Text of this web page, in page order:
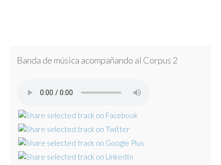
Banda de música acompañando al Corpus 2